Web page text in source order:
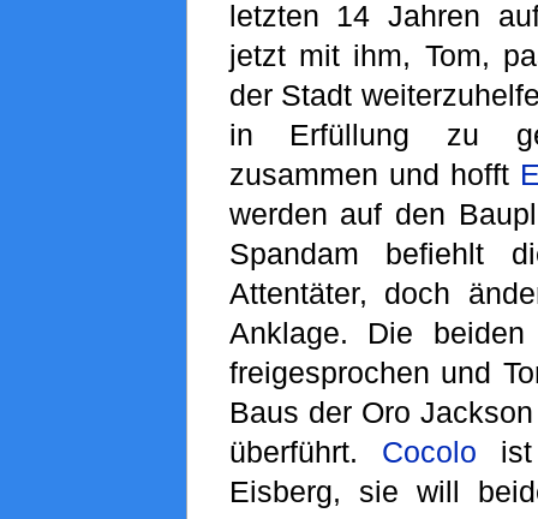
letzten 14 Jahren
jetzt mit ihm, Tom,
der Stadt
in Erfüllung zu
zusammen und hofft
werden auf den
Spandam befiehlt
Attentäter, doch
Anklage. Die beiden
freigesprochen und
Baus der Oro
überführt. Cocolo ist
Eisberg, sie will